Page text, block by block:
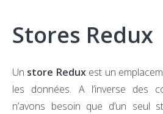
Stores Redux
Un store Reduxest un
les données. A l’inverse des
n’avons besoin que d’un seul